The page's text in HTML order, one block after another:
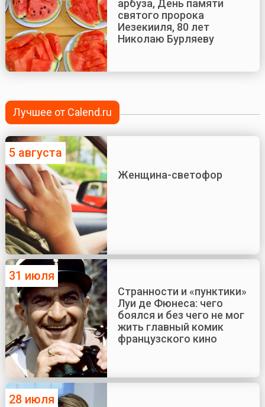
арбуза, День памяти
святого пророка
Иезекииля, 80 лет
Николаю Бурляеву
Лучшее от Calend.ru
5 августа
Женщина-светофор
31 июля
Странности и «пунктики»
Луи де Фюнеса: чего
боялся и без чего не мог
жить главный комик
французского кино
28 июля